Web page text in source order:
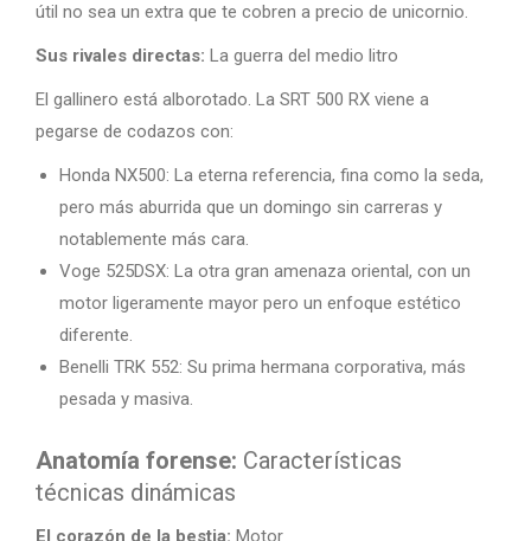
útil no sea un extra que te cobren a precio de unicornio.
Sus rivales directas: La guerra del medio litro
El gallinero está alborotado. La SRT 500 RX viene a
pegarse de codazos con:
Honda NX500: La eterna referencia, fina como la seda,
pero más aburrida que un domingo sin carreras y
notablemente más cara.
Voge 525DSX: La otra gran amenaza oriental, con un
motor ligeramente mayor pero un enfoque estético
diferente.
Benelli TRK 552: Su prima hermana corporativa, más
pesada y masiva.
Anatomía forense: Características
técnicas dinámicas
El corazón de la bestia: Motor